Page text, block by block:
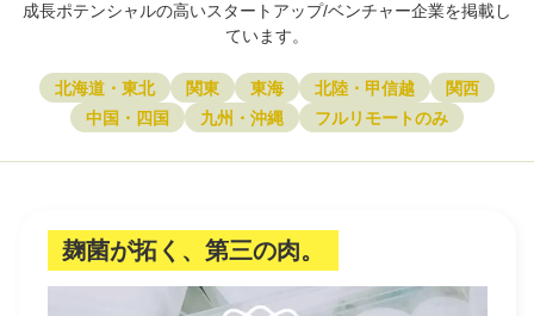
スタートアップ厳選の仕組み
紹介する企業について
登録者の転職・副業実績
注目スタートアップ
イベント・セミナー
成長ポテンシャルの高いスタートアップ/ベンチャー企業を掲載し
ています。
北海道・東北 関東 東海 北陸・甲信越
関西
中国・四国
九州・沖縄 フルリモートのみ
麹菌が拓く、第三の肉。